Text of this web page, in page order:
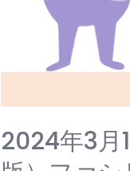
2024年3月